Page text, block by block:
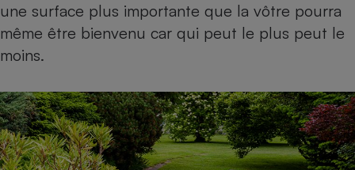
une surface plus importante que la vôtre pourra
même être bienvenu car qui peut le plus peut le
moins.